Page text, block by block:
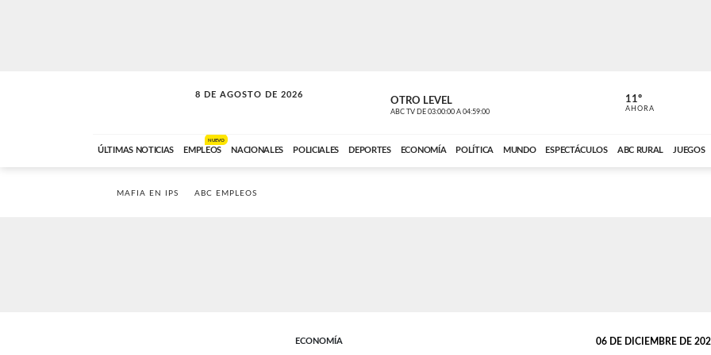
8 DE AGOSTO DE 2026
SOLO MÚSICA OTRO LEVEL
ABC TV DE 03:00:00 A 04:59:00 ABC CARDINAL
11º
AHORA
ÚLTIMAS NOTICIAS EMPLEOS
NUEVO
NACIONALES POLICIALES DEPORTES ECONOMÍA POLÍTICA MUNDO ESPECTÁCULOS ABC RURAL JUEGOS
MAFIA EN IPS ABC EMPLEOS
ECONOMÍA 06 DE DICIEMBRE DE